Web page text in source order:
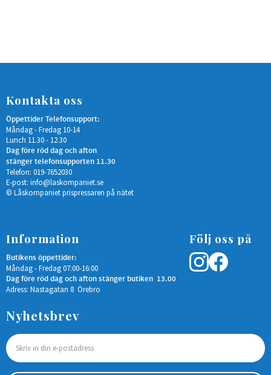
Kontakta oss
Öppettider Telefonsupport:
Måndag - Fredag 10-14
Lunch 11.30 - 12.30
Dag före röd dag och afton
stänger telefonsupporten 11.30
Telefon: 019-7652030
E-post: info@laskompaniet.se
© Låskompaniet prispressaren på nätet
Information
Butikens öppettider:
Måndag - Fredag 07:00-16:00
Dag före röd dag och afton stänger butiken 13.00
Adress: Nastagatan 8 Örebro
Följ oss på
Nyhetsbrev